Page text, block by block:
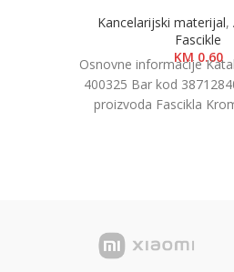
Kancelarijski materijal,
Fascikle
KM0.60
Osnovne informacije
400325 Bar kod
proizvoda Fascikla